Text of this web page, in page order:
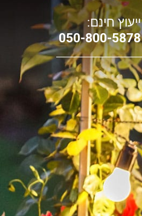
ייעוץ חינם:
050-800-5878